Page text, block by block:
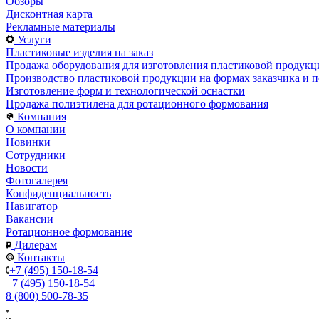
Дисконтная карта
Рекламные материалы
Услуги
Пластиковые изделия на заказ
Продажа оборудования для изготовления пластиковой
Производство пластиковой продукции на формах заказчика и
Изготовление форм и технологической оснастки
Продажа полиэтилена для ротационного формования
Компания
О компании
Новинки
Сотрудники
Новости
Фотогалерея
Конфиденциальность
Навигатор
Вакансии
Ротационное формование
Дилерам
Контакты
+7 (495) 150-18-54
+7 (495) 150-18-54
8 (800) 500-78-35